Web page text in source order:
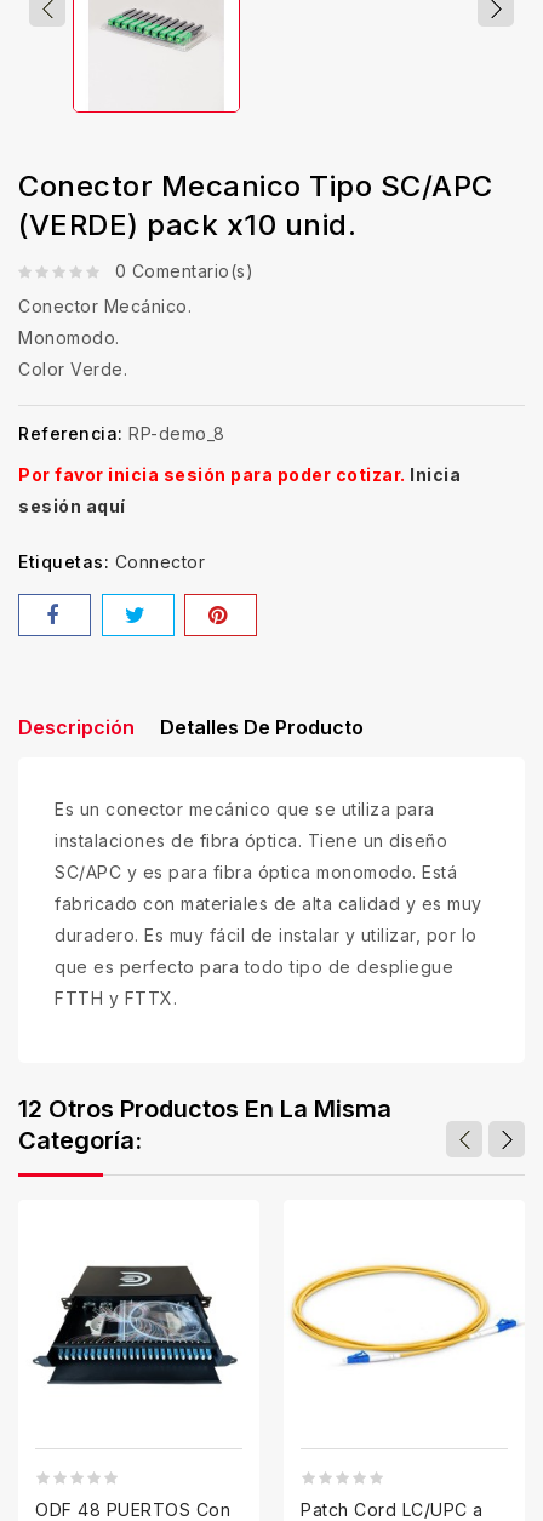
Conector Mecanico Tipo SC/APC
(VERDE) pack x10 unid.
0 Comentario(s)
Conector Mecánico.
Monomodo.
Color Verde.
Referencia: RP-demo_8
Por favor inicia sesión para poder cotizar.
Inicia
sesión aquí
Etiquetas: Connector
Descripción Detalles De Producto
Es un conector mecánico que se utiliza para
instalaciones de fibra óptica. Tiene un diseño
SC/APC y es para fibra óptica monomodo. Está
fabricado con materiales de alta calidad y es muy
duradero. Es muy fácil de instalar y utilizar, por lo
que es perfecto para todo tipo de despliegue
FTTH y FTTX.
12 Otros Productos En La Misma
Categoría:
ODF 48 PUERTOS Con
Patch Cord LC/UPC a